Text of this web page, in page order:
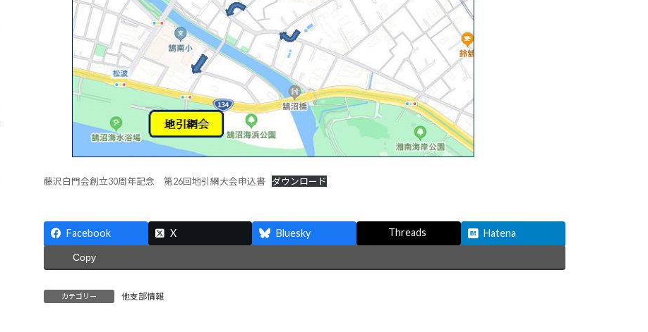
藤沢白門会創立30周年記念 第26回地引網大会申込書 ダウンロード
Facebook X Bluesky Threads Hatena
Copy
カテゴリー 他支部情報